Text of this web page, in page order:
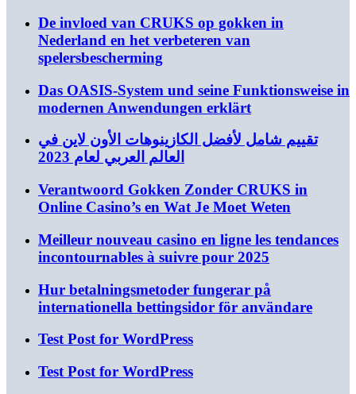
De invloed van CRUKS op gokken in
Nederland en het verbeteren van
spelersbescherming
Das OASIS-System und seine Funktionsweise in
modernen Anwendungen erklärt
تقييم شامل لأفضل الكازينوهات الأون لاين في
العالم العربي لعام 2023
Verantwoord Gokken Zonder CRUKS in
Online Casino’s en Wat Je Moet Weten
Meilleur nouveau casino en ligne les tendances
incontournables à suivre pour 2025
Hur betalningsmetoder fungerar på
internationella bettingsidor för användare
Test Post for WordPress
Test Post for WordPress